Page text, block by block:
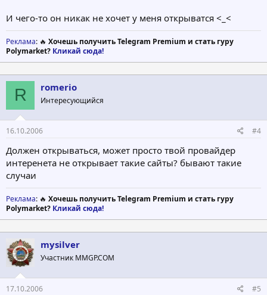
За каждые 4 голоса в день в поддержку серфа Вам будет
вознаграждение в размере 0,7% от апгрейда.
Регистрация тут
И чего-то он никак не хочет у меня открыватся <_<
Реклама: 🔥 Хочешь получить Telegram Premium и стать гуру
Polymarket? Кликай сюда!
R romerio
Интересующийся
16.10.2006 #4
Должен открываться, может просто твой провайдер
интеренета не открывает такие сайты? бывают такие
случаи
Реклама: 🔥 Хочешь получить Telegram Premium и стать гуру
Polymarket? Кликай сюда!
mysilver
Участник MMGP.COM
17.10.2006 #5